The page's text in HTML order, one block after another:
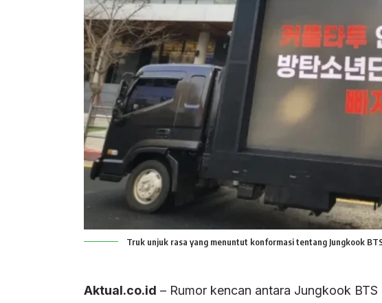
Truk unjuk rasa yang menuntut konformasi tentang Jungkook
Aktual.co.id – Rumor kencan antara Jungkook